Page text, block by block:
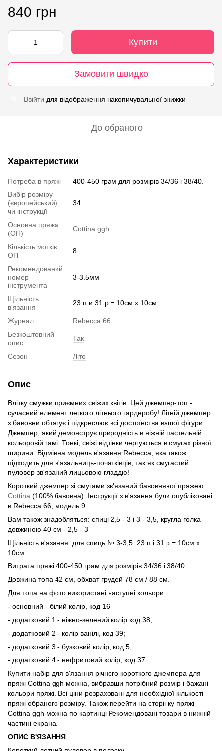
840 грн
Купити
Замовити швидко
Ввійти для відображення накопичувальної знижки
До обраного
Характеристики
Потреба в пряжі
400-450 грам для розмірів 34/36 і 38/40.
Вибір розміру
(європейський)
чи інструкції
34
Основна пряжа
(ОП)
Cottina ggh
Кількість мотків
ОП
8
Рекомендований
номер
інструмента
3-3.5мм
Щільність
в'язання
23 п и 31 р = 10см х 10см.
Журнал
Rebecca 66
Безкоштовний
опис
Так
Сезон Літо
Опис
Влітку смужки приємних свіжих квітів. Цей джемпер-топ -
сучасний елемент легкого літнього гардеробу! Літній джемпер
з бавовни обтягує і підкреслює всі достоїнства вашої фігури.
Джемпер, який демонструє природність в ніжній пастельній
кольоровій гамі. Тонкі, свіжі відтінки чергуються в смугах різної
ширини. Відмінна модель в'язання Rebecca, яка також
підходить для в'язальниць-початківців, так як смугастий
пуловер зв'язаний лицьовою гладдю!
Короткий джемпер зі смугами зв'язаний бавовняної пряжею
Cottina (100% бавовна). Інструкції з в'язання були опубліковані
в Rebecca 66, модель 9.
Вам також знадобляться: спиці 2,5 - 3 і 3 - 3,5, кругла голка
довжиною 40 см - 2,5 - 3
Щільність в'язання: для спиць № 3-3,5: 23 п і 31 р = 10см х
10см.
Витрата пряжі 400-450 грам для розмірів 34/36 і 38/40.
Довжина топа 42 см, обхват грудей 78 см / 88 см.
Для топа на фото використані наступні кольори:
- основний - білий колір, код 16;
- додатковий 1 - ніжно-зелений колір код 38;
- додатковий 2 - колір ванілі, код 39;
- додатковий 3 - бузковий колір, код 5;
- додатковий 4 - нефритовий колір, код 37.
Купити набір для в'язання річного короткого джемпера для
пряжі Cottina ggh можна, вибравши потрібний розмір і бажані
кольори пряжі. Всі ціни розраховані для необхідної кількості
пряжі обраного розміру. Також перейти на сторінку пряжі
Cottina ggh можна по картинці Рекомендовані товари в нижній
частині екрана.
ОПИС В'ЯЗАННЯ